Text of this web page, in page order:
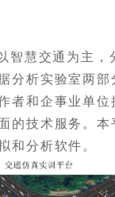
智慧交通为主，
分析实验室两部
者和企事业单位
的技术服务。本
和分析软件。